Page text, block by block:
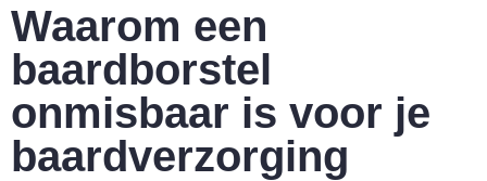
Waarom een
baardborstel
onmisbaar is voor je
baardverzorging